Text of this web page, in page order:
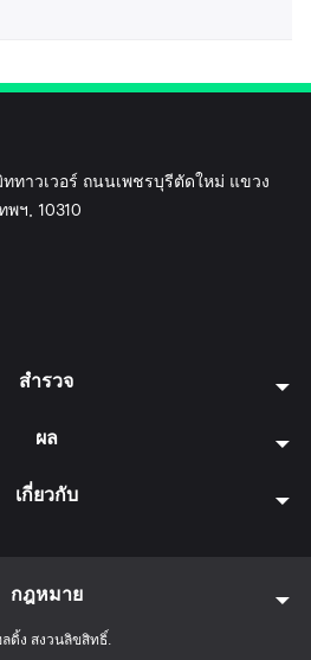
ทาวเวอร์ ถนนเพชรบุรีตัดใหม่ แขวง
พฯ, 10310
สำรวจ
ผล
เกี่ยวกับ
ดิ้ง สงวนลิขสิทธิ์.
กฎหมาย